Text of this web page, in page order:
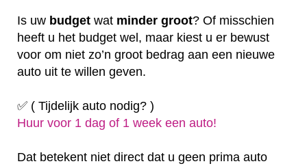
Is uw budget wat minder groot? Of misschien
heeft u het budget wel, maar kiest u er bewust
voor om niet zo’n groot bedrag aan een nieuwe
auto uit te willen geven.
✅ ( Tijdelijk auto nodig? )
Huur voor 1 dag of 1 week een auto!
Dat betekent niet direct dat u geen prima auto